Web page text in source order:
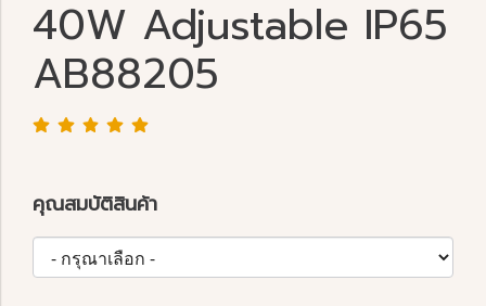
40W Adjustable IP65
AB88205
คุณสมบัติสินค้า